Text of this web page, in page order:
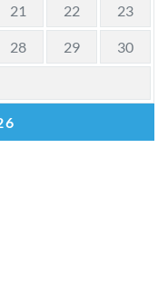
21 22 23
28 29 30